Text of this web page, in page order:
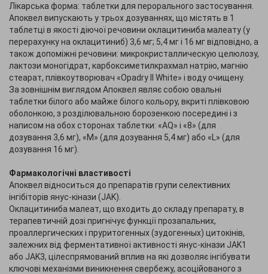
Лікарська форма: таблетки для перорального застосування.
Апоквел випускають у трьох дозуваннях, що містять в 1
таблетці в якості діючої речовини оклацитиниба малеату (у
перерахунку на оклацитиниб) 3,6 мг; 5,4 мг і 16 мг відповідно, а
також допоміжні речовини: микрокристаллическую целюлозу,
лактози моногідрат, карбоксиметилкрахмал натрію, магнію
стеарат, плівкоутворювач «Opadry II White» і воду очищену.
За зовнішнім виглядом Апоквел являє собою овальні
таблетки білого або майже білого кольору, вкриті плівковою
оболонкою, з розділювальною борозенкою посередині і з
написом на обох сторонах таблетки: «AQ» і «8» (для
дозування 3,6 мг), «М» (для дозування 5,4 мг) або «L» (для
дозування 16 мг).
Фармакологічні властивості
Апоквел відноситься до препаратів групи селективних
інгібіторів янус-кінази (JAK).
Оклацитиниба малеат, що входить до складу препарату, в
терапевтичній дозі пригнічує функції прозапальних,
проаллергических і пруритогенных (зудогенных) цитокінів,
залежних від ферментативної активності янус-кінази JAK1
або JAK3, цілеспрямований вплив на які дозволяє інгібувати
ключові механізми виникнення свербежу, асоційованого з